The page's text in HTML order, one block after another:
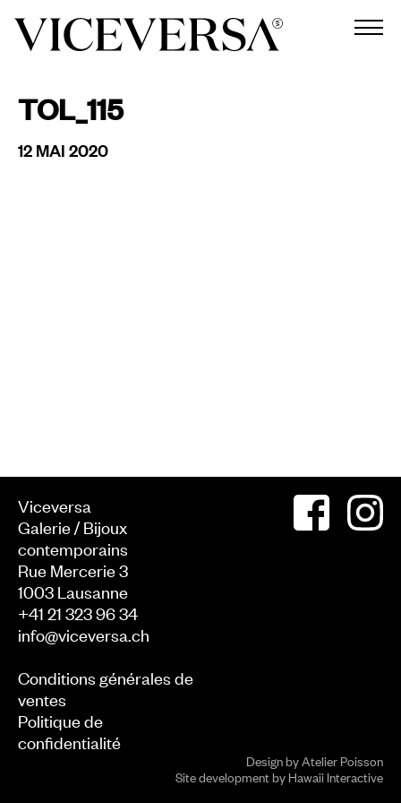
TOL_115
12 MAI 2020
Viceversa
Galerie / Bijoux
contemporains
Rue Mercerie 3
1003 Lausanne
+41 21 323 96 34
info@viceversa.ch
Conditions générales de
ventes
Politique de
confidentialité
Design byAtelier Poisson
Site development byHawaii Interactive